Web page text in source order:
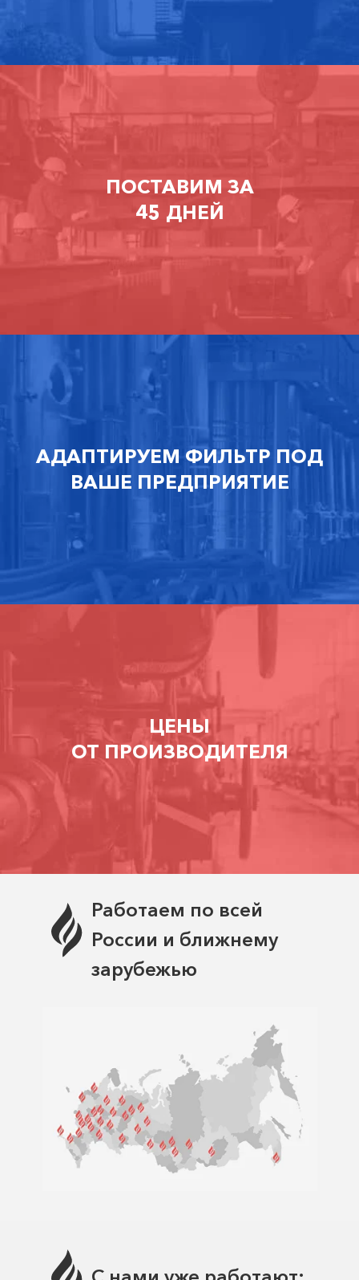
ПОСТАВИМ ЗА
45 ДНЕЙ
АДАПТИРУЕМ ФИЛЬТР ПОД
ВАШЕ ПРЕДПРИЯТИЕ
ЦЕНЫ
ОТ ПРОИЗВОДИТЕЛЯ
Работаем по всей
России и ближнему
зарубежью